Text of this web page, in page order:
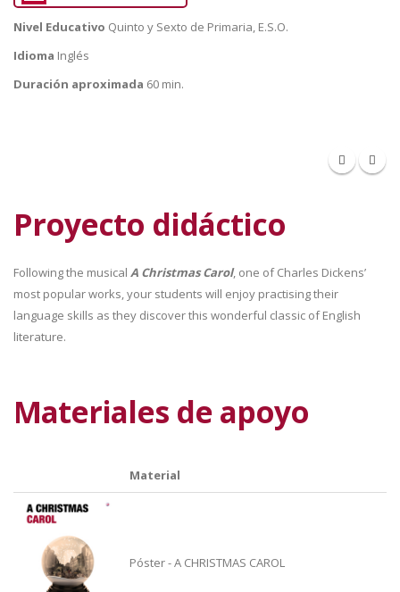
Nivel Educativo Quinto y Sexto de Primaria, E.S.O.
Idioma Inglés
Duración aproximada 60 min.
Proyecto didáctico
Following the musical A Christmas Carol, one of Charles Dickens’
most popular works, your students will enjoy practising their
language skills as they discover this wonderful classic of English
literature.
Materiales de apoyo
Material
Póster - A CHRISTMAS CAROL